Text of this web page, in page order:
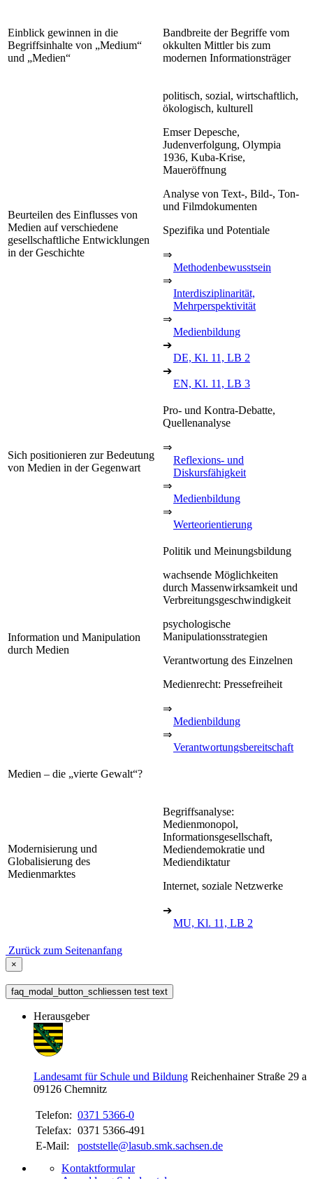
Einblick gewinnen in die
Begriffsinhalte von „Medium“
und „Medien“
Bandbreite der Begriffe vom
okkulten Mittler bis zum
modernen Informationsträger
Beurteilen des Einflusses von
Medien auf verschiedene
gesellschaftliche Entwicklungen
in der Geschichte
politisch, sozial, wirtschaftlich,
ökologisch, kulturell
Emser Depesche,
Judenverfolgung, Olympia
1936, Kuba-Krise,
Maueröffnung
Analyse von Text-, Bild-, Ton-
und Filmdokumenten
Spezifika und Potentiale
⇒
Methodenbewusstsein
⇒
Interdisziplinarität,
Mehrperspektivität
⇒
Medienbildung
➔
DE, Kl. 11, LB 2
➔
EN, Kl. 11, LB 3
Sich positionieren zur Bedeutung
von Medien in der Gegenwart
Pro- und Kontra-Debatte,
Quellenanalyse
⇒
Reflexions- und
Diskursfähigkeit
⇒
Medienbildung
⇒
Werteorientierung
Information und Manipulation
durch Medien
Politik und Meinungsbildung
wachsende Möglichkeiten
durch Massenwirksamkeit und
Verbreitungsgeschwindigkeit
psychologische
Manipulationsstrategien
Verantwortung des Einzelnen
Medienrecht: Pressefreiheit
⇒
Medienbildung
⇒
Verantwortungsbereitschaft
Medien – die „vierte Gewalt“?
Modernisierung und
Globalisierung des
Medienmarktes
Begriffsanalyse:
Medienmonopol,
Informationsgesellschaft,
Mediendemokratie und
Mediendiktatur
Internet, soziale Netzwerke
➔
MU, Kl. 11, LB 2
Zurück zum Seitenanfang
×
faq_modal_button_schliessen test text
Herausgeber
Landesamt für Schule und Bildung Reichenhainer Straße 29 a
09126 Chemnitz
Telefon: 0371 5366-0
Telefax: 0371 5366-491
E-Mail:
poststelle@lasub.smk.sachsen.de
Kontaktformular